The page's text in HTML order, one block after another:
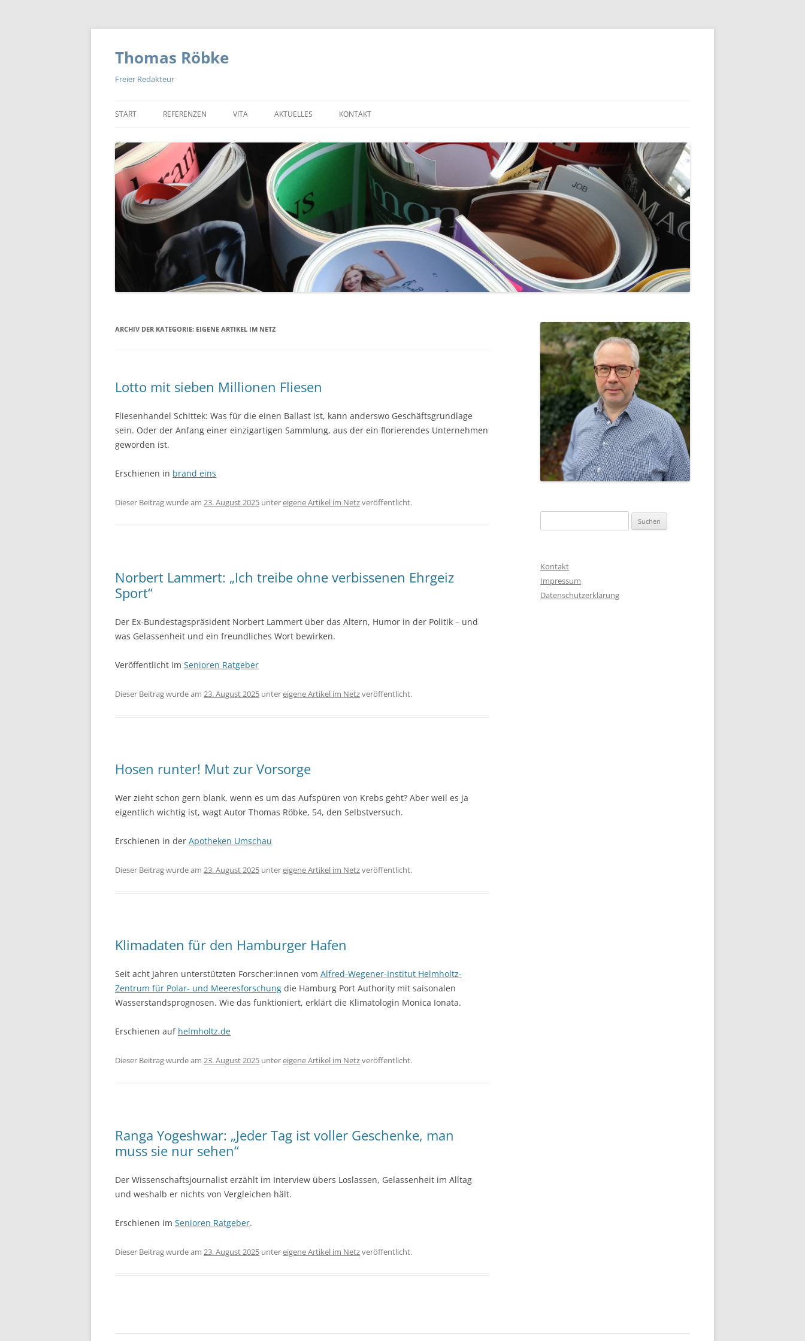
Zum
springen
Thomas Röbke
Freier Redakteur
START REFERENZEN VITA AKTUELLES KONTAKT
ARCHIV DER KATEGORIE: EIGENE ARTIKEL IM NETZ
Lotto mit sieben Millionen Fliesen
Fliesenhandel Schittek: Was für die einen Ballast ist, kann anderswo Geschäftsgrundlage
sein. Oder der Anfang einer einzigartigen Sammlung, aus der ein florierendes Unternehmen
geworden ist.
Erschienen in brand eins
Dieser Beitrag wurde am 23. August 2025 untereigene Artikel im Netzveröffentlicht.
Norbert Lammert: „Ich treibe ohne verbissenen Ehrgeiz
Sport“
Der Ex-Bundestagspräsident Norbert Lammert über das Altern, Humor in der Politik – und
was Gelassenheit und ein freundliches Wort bewirken.
Veröffentlicht im Senioren Ratgeber
Dieser Beitrag wurde am 23. August 2025 untereigene Artikel im Netzveröffentlicht.
Hosen runter! Mut zur Vorsorge
Wer zieht schon gern blank, wenn es um das Aufspüren von Krebs geht? Aber weil es ja
eigentlich wichtig ist, wagt Autor Thomas Röbke, 54, den Selbstversuch.
Erschienen in der Apotheken Umschau
Dieser Beitrag wurde am 23. August 2025 untereigene Artikel im Netzveröffentlicht.
Klimadaten für den Hamburger Hafen
Seit acht Jahren unterstützten Forscher:innen vom Alfred-Wegener-Institut Helmholtz-
Zentrum für Polar- und Meeresforschung die Hamburg Port Authority mit saisonalen
Wasserstandsprognosen. Wie das funktioniert, erklärt die Klimatologin Monica Ionata.
Erschienen auf helmholtz.de
Dieser Beitrag wurde am 23. August 2025 untereigene Artikel im Netzveröffentlicht.
Ranga Yogeshwar: „Jeder Tag ist voller Geschenke, man
muss sie nur sehen“
Der Wissenschaftsjournalist erzählt im Interview übers Loslassen, Gelassenheit im Alltag
und weshalb er nichts von Vergleichen hält.
Erschienen im Senioren Ratgeber.
Dieser Beitrag wurde am 23. August 2025 untereigene Artikel im Netzveröffentlicht.
nach:
Kontakt
Impressum
Datenschutzerklärung